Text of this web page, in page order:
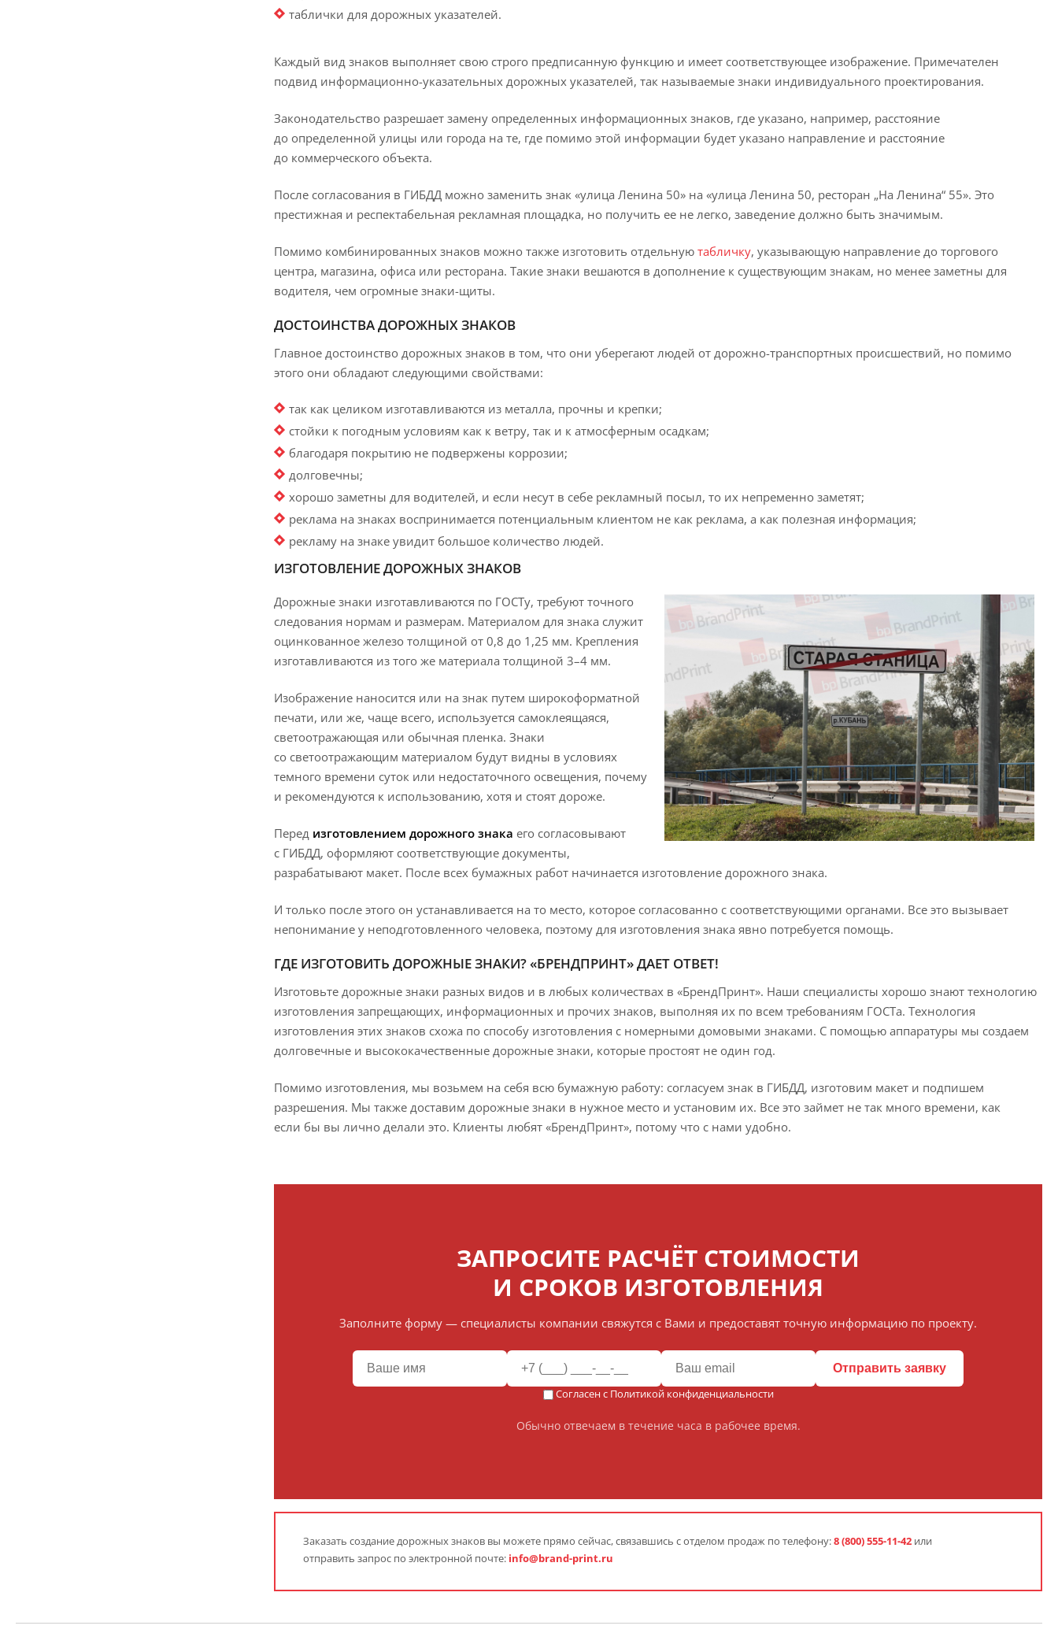
таблички для дорожных указателей.
Каждый вид знаков выполняет свою строго предписанную функцию и имеет соответствующее изображение. Примечателен
подвид информационно-указательных дорожных указателей, так называемые знаки индивидуального проектирования.
Законодательство разрешает замену определенных информационных знаков, где указано, например, расстояние
до определенной улицы или города на те, где помимо этой информации будет указано направление и расстояние
до коммерческого объекта.
После согласования в ГИБДД можно заменить знак «улица Ленина 50» на «улица Ленина 50, ресторан „На Ленина“ 55». Это
престижная и респектабельная рекламная площадка, но получить ее не легко, заведение должно быть значимым.
Помимо комбинированных знаков можно также изготовить отдельную табличку, указывающую направление до торгового
центра, магазина, офиса или ресторана. Такие знаки вешаются в дополнение к существующим знакам, но менее заметны для
водителя, чем огромные знаки-щиты.
ДОСТОИНСТВА ДОРОЖНЫХ ЗНАКОВ
Главное достоинство дорожных знаков в том, что они уберегают людей от дорожно-транспортных происшествий, но помимо
этого они обладают следующими свойствами:
так как целиком изготавливаются из металла, прочны и крепки;
стойки к погодным условиям как к ветру, так и к атмосферным осадкам;
благодаря покрытию не подвержены коррозии;
долговечны;
хорошо заметны для водителей, и если несут в себе рекламный посыл, то их непременно заметят;
реклама на знаках воспринимается потенциальным клиентом не как реклама, а как полезная информация;
рекламу на знаке увидит большое количество людей.
ИЗГОТОВЛЕНИЕ ДОРОЖНЫХ ЗНАКОВ
Дорожные знаки изготавливаются по ГОСТу, требуют точного
следования нормам и размерам. Материалом для знака служит
оцинкованное железо толщиной от 0,8 до 1,25 мм. Крепления
изготавливаются из того же материала толщиной 3–4 мм.
Изображение наносится или на знак путем широкоформатной
печати, или же, чаще всего, используется самоклеящаяся,
светоотражающая или обычная пленка. Знаки
со светоотражающим материалом будут видны в условиях
темного времени суток или недостаточного освещения, почему
и рекомендуются к использованию, хотя и стоят дороже.
Перед изготовлением дорожного знака его согласовывают
с ГИБДД, оформляют соответствующие документы,
разрабатывают макет. После всех бумажных работ начинается изготовление дорожного знака.
И только после этого он устанавливается на то место, которое согласованно с соответствующими органами. Все это вызывает
непонимание у неподготовленного человека, поэтому для изготовления знака явно потребуется помощь.
ГДЕ ИЗГОТОВИТЬ ДОРОЖНЫЕ ЗНАКИ? «БРЕНДПРИНТ» ДАЕТ ОТВЕТ!
Изготовьте дорожные знаки разных видов и в любых количествах в «БрендПринт». Наши специалисты хорошо знают технологию
изготовления запрещающих, информационных и прочих знаков, выполняя их по всем требованиям ГОСТа. Технология
изготовления этих знаков схожа по способу изготовления с номерными домовыми знаками. С помощью аппаратуры мы создаем
долговечные и высококачественные дорожные знаки, которые простоят не один год.
Помимо изготовления, мы возьмем на себя всю бумажную работу: согласуем знак в ГИБДД, изготовим макет и подпишем
разрешения. Мы также доставим дорожные знаки в нужное место и установим их. Все это займет не так много времени, как
если бы вы лично делали это. Клиенты любят «БрендПринт», потому что с нами удобно.
ЗАПРОСИТЕ РАСЧЁТ СТОИМОСТИ
И СРОКОВ ИЗГОТОВЛЕНИЯ
Заполните форму — специалисты компании свяжутся с Вами и предоставят точную информацию по проекту.
Отправить заявку
Согласен с Политикой конфиденциальности
Обычно отвечаем в течение часа в рабочее время.
Заказать создание дорожных знаков вы можете прямо сейчас, связавшись с отделом продаж по телефону:8 (800) 555-11-42 или
отправить запрос по электронной почте: info@brand-print.ru